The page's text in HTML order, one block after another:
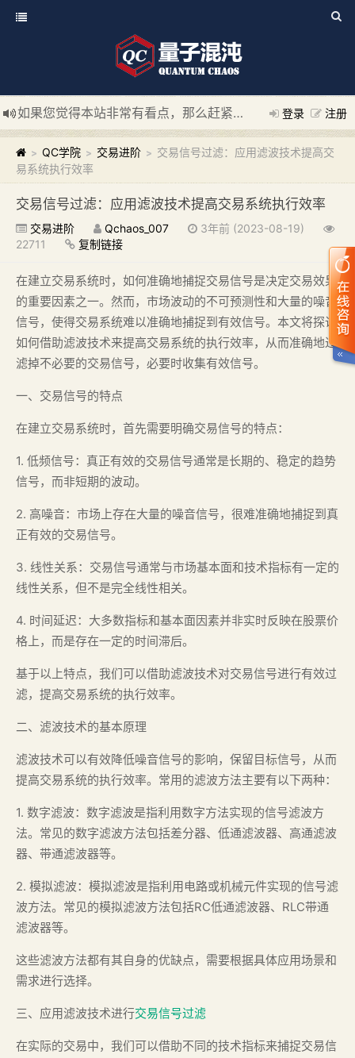
登录 注册
如果您觉得本站非常有看点，那么赶紧使用Ctrl+D 收藏我们吧
新添加量子混沌系统板块，欢迎大家访问！
---“量子混沌系
> QC学院 > 交易进阶 > 交易信号过滤：应用滤波技术提高交
易系统执行效率
交易信号过滤：应用滤波技术提高交易系统执行效率
交易进阶 Qchaos_007
3年前 (2023-08-19)
22711
复制链接
在建立交易系统时，如何准确地捕捉交易信号是决定交易效果
的重要因素之一。然而，市场波动的不可预测性和大量的噪音
信号，使得交易系统难以准确地捕捉到有效信号。本文将探讨
如何借助滤波技术来提高交易系统的执行效率，从而准确地过
滤掉不必要的交易信号，必要时收集有效信号。
一、交易信号的特点
在建立交易系统时，首先需要明确交易信号的特点：
1. 低频信号：真正有效的交易信号通常是长期的、稳定的趋势
信号，而非短期的波动。
2. 高噪音：市场上存在大量的噪音信号，很难准确地捕捉到真
正有效的交易信号。
3. 线性关系：交易信号通常与市场基本面和技术指标有一定的
线性关系，但不是完全线性相关。
4. 时间延迟：大多数指标和基本面因素并非实时反映在股票价
格上，而是存在一定的时间滞后。
基于以上特点，我们可以借助滤波技术对交易信号进行有效过
滤，提高交易系统的执行效率。
二、滤波技术的基本原理
滤波技术可以有效降低噪音信号的影响，保留目标信号，从而
提高交易系统的执行效率。常用的滤波方法主要有以下两种：
1. 数字滤波：数字滤波是指利用数字方法实现的信号滤波方
法。常见的数字滤波方法包括差分器、低通滤波器、高通滤波
器、带通滤波器等。
2. 模拟滤波：模拟滤波是指利用电路或机械元件实现的信号滤
波方法。常见的模拟滤波方法包括RC低通滤波器、RLC带通
滤波器等。
这些滤波方法都有其自身的优缺点，需要根据具体应用场景和
需求进行选择。
三、应用滤波技术进行交易信号过滤
在实际的交易中，我们可以借助不同的技术指标来捕捉交易信